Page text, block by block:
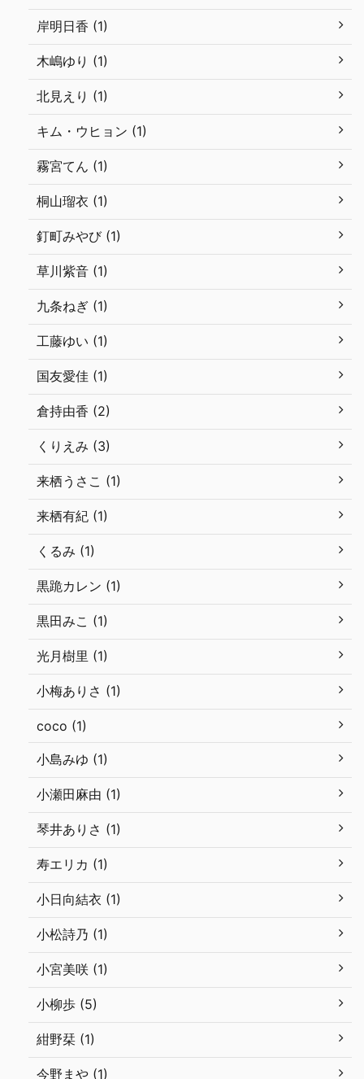
岸明日香 (1)
木嶋ゆり (1)
北見えり (1)
キム・ウヒョン (1)
霧宮てん (1)
桐山瑠衣 (1)
釘町みやび (1)
草川紫音 (1)
九条ねぎ (1)
工藤ゆい (1)
国友愛佳 (1)
倉持由香 (2)
くりえみ (3)
来栖うさこ (1)
来栖有紀 (1)
くるみ (1)
黒跪カレン (1)
黒田みこ (1)
光月樹里 (1)
小梅ありさ (1)
coco (1)
小島みゆ (1)
小瀬田麻由 (1)
琴井ありさ (1)
寿エリカ (1)
小日向結衣 (1)
小松詩乃 (1)
小宮美咲 (1)
小柳歩 (5)
紺野栞 (1)
今野まや (1)